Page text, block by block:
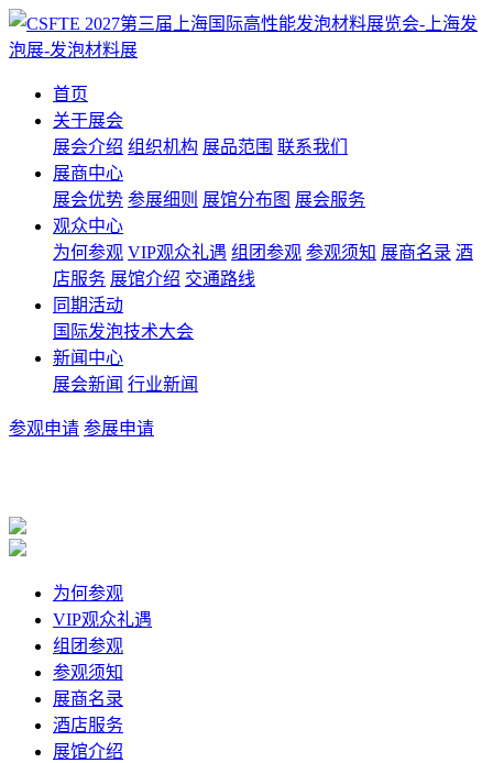
首页
关于展会
展会介绍 组织机构 展品范围 联系我们
展商中心
展会优势 参展细则 展馆分布图 展会服务
观众中心
为何参观 VIP观众礼遇 组团参观 参观须知 展商名录 酒
店服务 展馆介绍 交通路线
同期活动
国际发泡技术大会
新闻中心
展会新闻 行业新闻
参观申请 参展申请
为何参观
VIP观众礼遇
组团参观
参观须知
展商名录
酒店服务
展馆介绍